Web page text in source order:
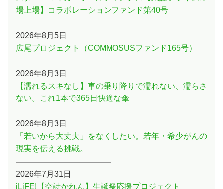
場上場】コラボレーションファンド第40号
2026年8月5日
広尾プロジェクト（COMMOSUSファンド165号）
2026年8月3日
【濡れるスキなし】車の乗り降りで濡れない、濡らさ
ない。これ1本で365日快適な傘
2026年8月3日
「若いから大丈夫」をなくしたい。若年・希少がんの
現実を伝える挑戦。
2026年7月31日
iLiFE!【空詩かれん】生誕祭応援プロジェクト